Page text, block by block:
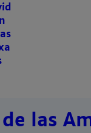
las